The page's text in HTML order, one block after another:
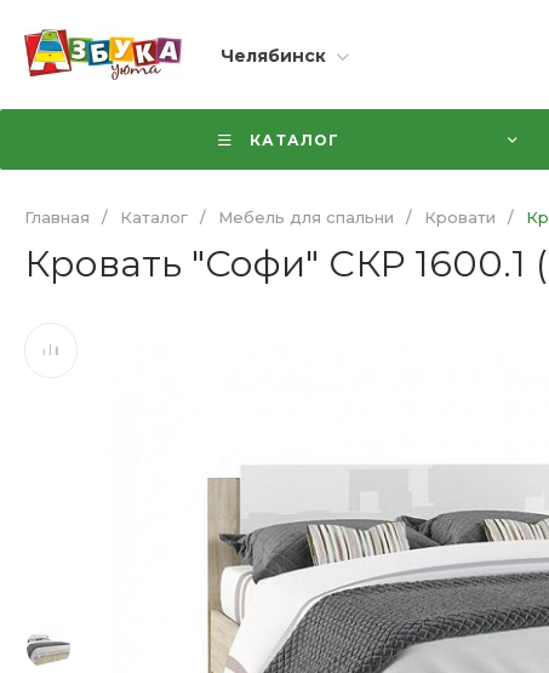
Челябинск
КАТАЛОГ
Главная / Каталог / Мебель для спальни / Кровати /
Кровать "Софи" СКР 1600.1